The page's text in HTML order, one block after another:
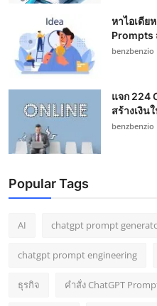
หาไอเดีย
Prompts
benzbenzio
แจก 224
สร้างเงิน
benzbenzio
Popular Tags
AI chatgpt prompt
chatgpt prompt engineering
ธุรกิจ คำสั่ง ChatGPT